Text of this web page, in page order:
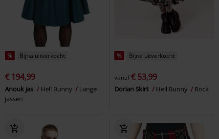
% Bijna uitverkocht
€ 194,99
Anouk jas Hell Bunny
Lange
jassen
% Bijna uitverkocht
vanaf€ 53,99
Dorian Skirt Hell Bunny Rock